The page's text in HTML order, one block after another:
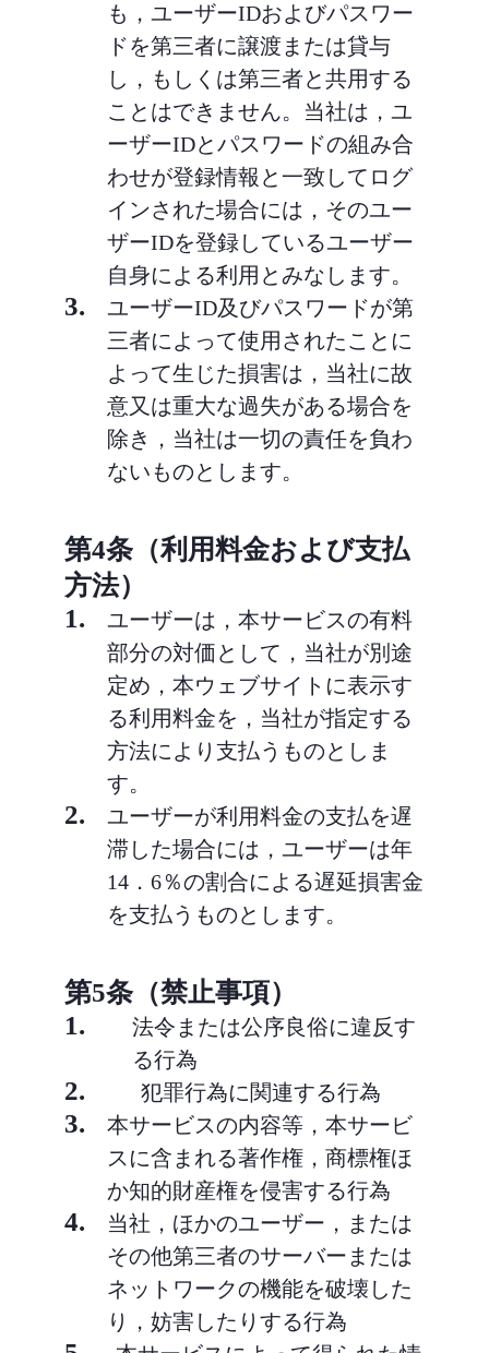
も，ユーザーIDおよびパスワー
ドを第三者に譲渡または貸与
し，もしくは第三者と共用する
ことはできません。当社は，ユ
ーザーIDとパスワードの組み合
わせが登録情報と一致してログ
インされた場合には，そのユー
ザーIDを登録しているユーザー
自身による利用とみなします。
3.
ユーザーID及びパスワードが第
三者によって使用されたことに
よって生じた損害は，当社に故
意又は重大な過失がある場合を
除き，当社は一切の責任を負わ
ないものとします。
第4条（利用料金および支払
方法）
1.
ユーザーは，本サービスの有料
部分の対価として，当社が別途
定め，本ウェブサイトに表示す
る利用料金を，当社が指定する
方法により支払うものとしま
す。
2.
ユーザーが利用料金の支払を遅
滞した場合には，ユーザーは年
14．6％の割合による遅延損害金
を支払うものとします。
第5条（禁止事項）
1.
法令または公序良俗に違反す
る行為
2. 犯罪行為に関連する行為
3.
本サービスの内容等，本サービ
スに含まれる著作権，商標権ほ
か知的財産権を侵害する行為
4.
当社，ほかのユーザー，または
その他第三者のサーバーまたは
ネットワークの機能を破壊した
り，妨害したりする行為